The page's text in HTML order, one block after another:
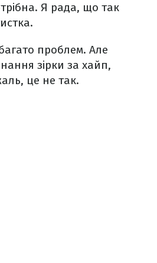
Я рада, що так
проблем. Але
зірки за хайп,
це не так.